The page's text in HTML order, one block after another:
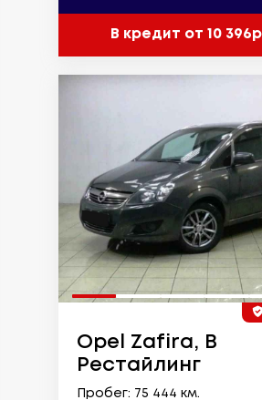
В кредит от 10
Opel Zafira, B
Рестайлинг
Пробег: 75 444 км.